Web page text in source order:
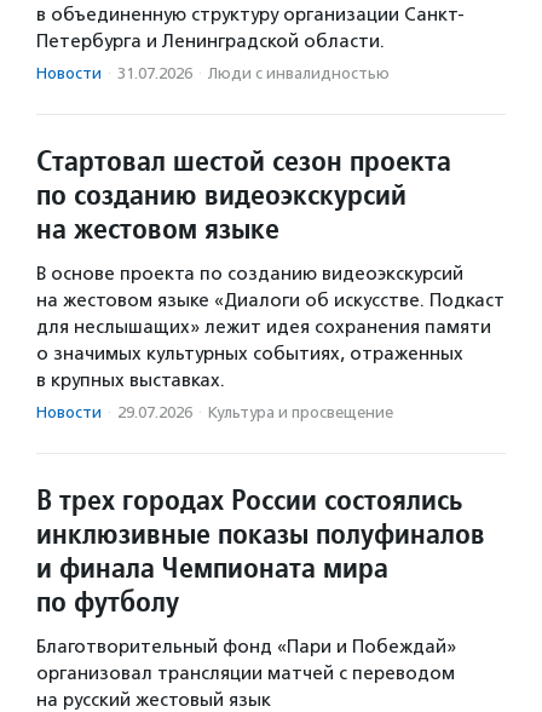
в объединенную структуру организации Санкт-
Петербурга и Ленинградской области.
Новости · 31.07.2026 · Люди с инвалидностью
Стартовал шестой сезон проекта
по созданию видеоэкскурсий
на жестовом языке
В основе проекта по созданию видеоэкскурсий
на жестовом языке «Диалоги об искусстве. Подкаст
для неслышащих» лежит идея сохранения памяти
о значимых культурных событиях, отраженных
в крупных выставках.
Новости · 29.07.2026 · Культура и просвещение
В трех городах России состоялись
инклюзивные показы полуфиналов
и финала Чемпионата мира
по футболу
Благотворительный фонд «Пари и Побеждай»
организовал трансляции матчей с переводом
на русский жестовый язык